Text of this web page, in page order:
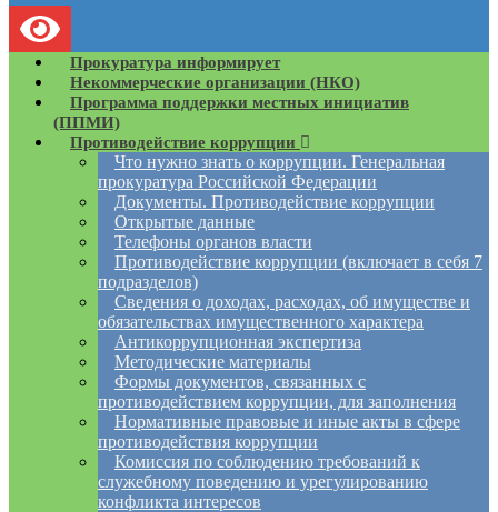
Прокуратура информирует
Некоммерческие организации (НКО)
Программа поддержки местных инициатив
(ППМИ)
Противодействие коррупции
Что нужно знать о коррупции. Генеральная
прокуратура Российской Федерации
Документы. Противодействие коррупции
Открытые данные
Телефоны органов власти
Противодействие коррупции (включает в себя 7
подразделов)
Сведения о доходах, расходах, об имуществе и
обязательствах имущественного характера
Антикоррупционная экспертиза
Методические материалы
Формы документов, связанных с
противодействием коррупции, для заполнения
Нормативные правовые и иные акты в сфере
противодействия коррупции
Комиссия по соблюдению требований к
служебному поведению и урегулированию
конфликта интересов